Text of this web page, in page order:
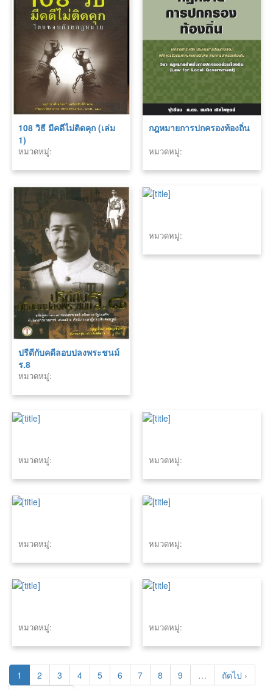
108 วิธี มีคดีไม่ติดคุก (เล่ม
1)
หมวดหมู่:
กฎหมายการปกครองท้องถิ่น
หมวดหมู่:
ปรีดีกับคดีลอบปลงพระชนม์
ร.8
หมวดหมู่:
หมวดหมู่:
หมวดหมู่: หมวดหมู่:
หมวดหมู่: หมวดหมู่:
หมวดหมู่: หมวดหมู่:
1 2 3 4 5 6 7 8 9 …
ถัดไป ›